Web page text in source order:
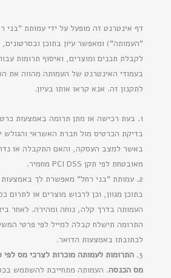
דף אינטרנט זה מופעל על ידי עמותת "בני
"העמותה") ומאפשר עיון בתוכן
לקבלת תכנים ומוצרים, ואיסוף תרומות
בעמודי האינטרנט של העמותה מהווה את
לתקנון זה. אנא קראו אותו בעיון.
1. בעת רכישה או מתן תרומה באמצעות
בדיקת הכרטיס מול חברת האשראי והגולש
באשר למצב העסקה, והאם התקבלה או
מאובטחת לפי תקן PCI DSS מחמיר.
2. עמותת "בני רחל" מאפשרת לך
בתוכן מגוון, וכן לרכוש מוצרים או לתרום
העמותה בדרך קלה, נוחה ומהירה. לאחר
התרומה תישלח קבלה למייל לפי פרטי
לכתובתו באמצעות הדואר.
3.
מס הכנסה. העמותה מתחייבת להשתמש